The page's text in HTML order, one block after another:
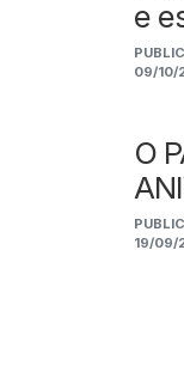
e
09/10/
O
19/09/